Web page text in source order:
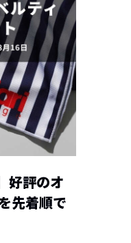
好評のオ
先着順で